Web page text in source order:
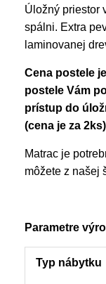
Úložný priestor
spálni. Extra
laminovanej
Cena postele
postele Vám
prístup do
(cena je za
Matrac je
môžete z našej
Parametre
Typ nábytku